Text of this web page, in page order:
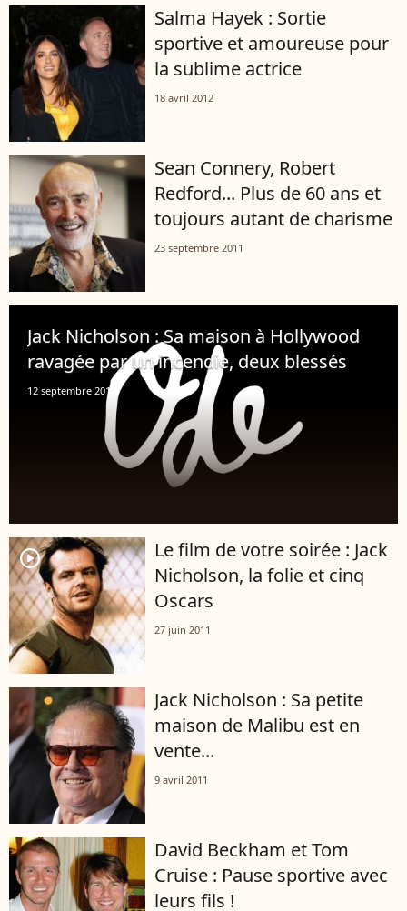
Salma Hayek : Sortie
sportive et amoureuse pour
la sublime actrice
18 avril 2012
Sean Connery, Robert
Redford... Plus de 60 ans et
toujours autant de charisme
23 septembre 2011
Jack Nicholson : Sa maison à Hollywood
ravagée par un incendie, deux blessés
12 septembre 2011
player2
Le film de votre soirée : Jack
Nicholson, la folie et cinq
Oscars
27 juin 2011
Jack Nicholson : Sa petite
maison de Malibu est en
vente...
9 avril 2011
David Beckham et Tom
Cruise : Pause sportive avec
leurs fils !